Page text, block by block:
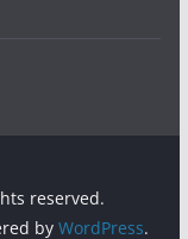
reserved.
by WordPress.